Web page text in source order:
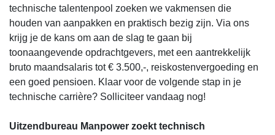
technische talentenpool zoeken we vakmensen die
houden van aanpakken en praktisch bezig zijn. Via ons
krijg je de kans om aan de slag te gaan bij
toonaangevende opdrachtgevers, met een aantrekkelijk
bruto maandsalaris tot € 3.500,-, reiskostenvergoeding en
een goed pensioen. Klaar voor de volgende stap in je
technische carrière? Solliciteer vandaag nog!
Uitzendbureau Manpower zoekt technisch